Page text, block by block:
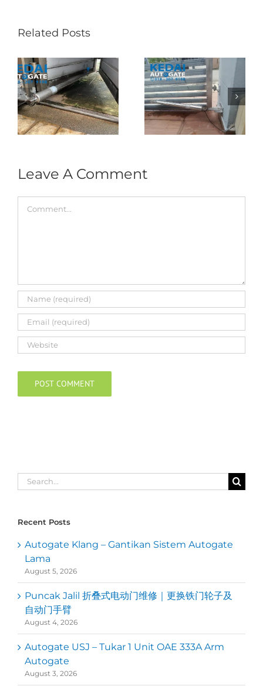
Related Posts
Autogate USJ –
Tukar 1 Unit OAE
333A Arm
Autogate
Folding Auto Gate
Repair in Puncak
Jalil – Auto Gate
Roller & Arm
Replacement
Leave A Comment
Search
for:
Recent Posts
Autogate Klang – Gantikan Sistem Autogate
Lama
August 5, 2026
Puncak Jalil 折叠式电动门维修｜更换铁门轮子及
自动门手臂
August 4, 2026
Autogate USJ – Tukar 1 Unit OAE 333A Arm
Autogate
August 3, 2026